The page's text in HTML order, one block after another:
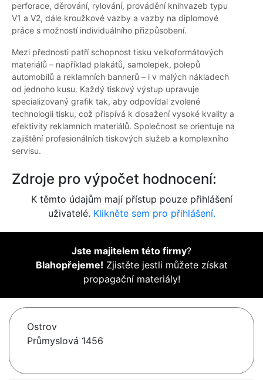
perforace, děrování, rylování, provádění knihvazeb typu
V1 a V2, dále kroužkové vazby a vazby na diplomové
práce s možností individuálního přizpůsobení.
Mezi přednosti patří schopnost tisku velkoformátových
materiálů – například plakátů, samolepek, polepů
automobilů a reklamních bannerů – i v malých nákladech
od jednoho kusu. Každý tiskový výstup upravuje
specializovaný grafik tak, aby odpovídal zvolené
technologii tisku, což přispívá k dosažení vysoké kvality a
efektivity reklamních materiálů. Společnost se orientuje na
zajištění profesionálních tiskových služeb a komplexního
servisu.
Zdroje pro výpočet hodnocení:
K těmto údajům mají přístup pouze přihlášení
uživatelé. Klikněte sem pro přihlášení.
Jste majitelem této firmy?
Blahopřejeme! Zjistěte jestli můžete získat
propagační materiály!
Ostrov
Průmyslová 1456